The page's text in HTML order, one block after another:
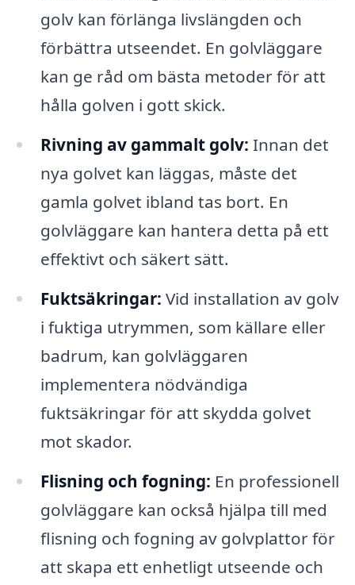
golv kan förlänga livslängden och
förbättra utseendet. En golvläggare
kan ge råd om bästa metoder för att
hålla golven i gott skick.
Rivning av gammalt golv: Innan det
nya golvet kan läggas, måste det
gamla golvet ibland tas bort. En
golvläggare kan hantera detta på ett
effektivt och säkert sätt.
Fuktsäkringar: Vid installation av golv
i fuktiga utrymmen, som källare eller
badrum, kan golvläggaren
implementera nödvändiga
fuktsäkringar för att skydda golvet
mot skador.
Flisning och fogning: En professionell
golvläggare kan också hjälpa till med
flisning och fogning av golvplattor för
att skapa ett enhetligt utseende och